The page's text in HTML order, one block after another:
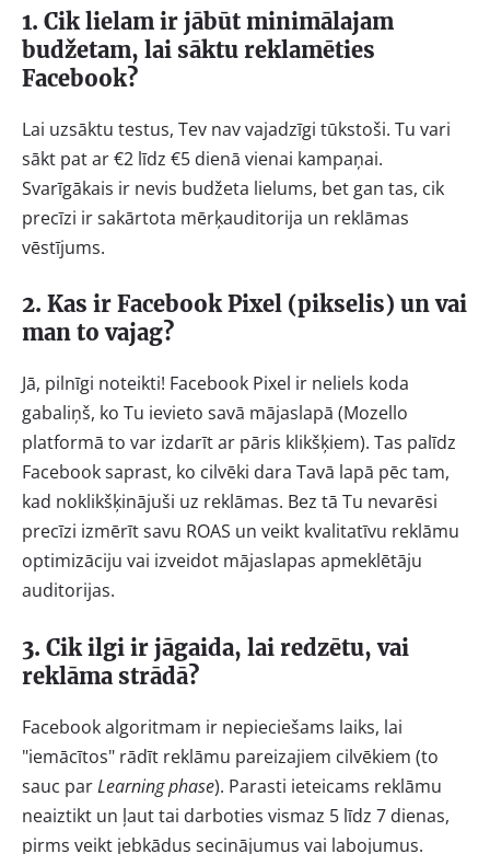
1. Cik lielam ir jābūt minimālajam
budžetam, lai sāktu reklamēties
Facebook?
Lai uzsāktu testus, Tev nav vajadzīgi tūkstoši. Tu vari
sākt pat ar €2 līdz €5 dienā vienai kampaņai.
Svarīgākais ir nevis budžeta lielums, bet gan tas, cik
precīzi ir sakārtota mērķauditorija un reklāmas
vēstījums.
2. Kas ir Facebook Pixel (pikselis) un vai
man to vajag?
Jā, pilnīgi noteikti! Facebook Pixel ir neliels koda
gabaliņš, ko Tu ievieto savā mājaslapā (Mozello
platformā to var izdarīt ar pāris klikšķiem). Tas palīdz
Facebook saprast, ko cilvēki dara Tavā lapā pēc tam,
kad noklikšķinājuši uz reklāmas. Bez tā Tu nevarēsi
precīzi izmērīt savu ROAS un veikt kvalitatīvu reklāmu
optimizāciju vai izveidot mājaslapas apmeklētāju
auditorijas.
3. Cik ilgi ir jāgaida, lai redzētu, vai
reklāma strādā?
Facebook algoritmam ir nepieciešams laiks, lai
"iemācītos" rādīt reklāmu pareizajiem cilvēkiem (to
sauc parLearning phase). Parasti ieteicams reklāmu
neaiztikt un ļaut tai darboties vismaz 5 līdz 7 dienas,
pirms veikt jebkādus secinājumus vai labojumus.